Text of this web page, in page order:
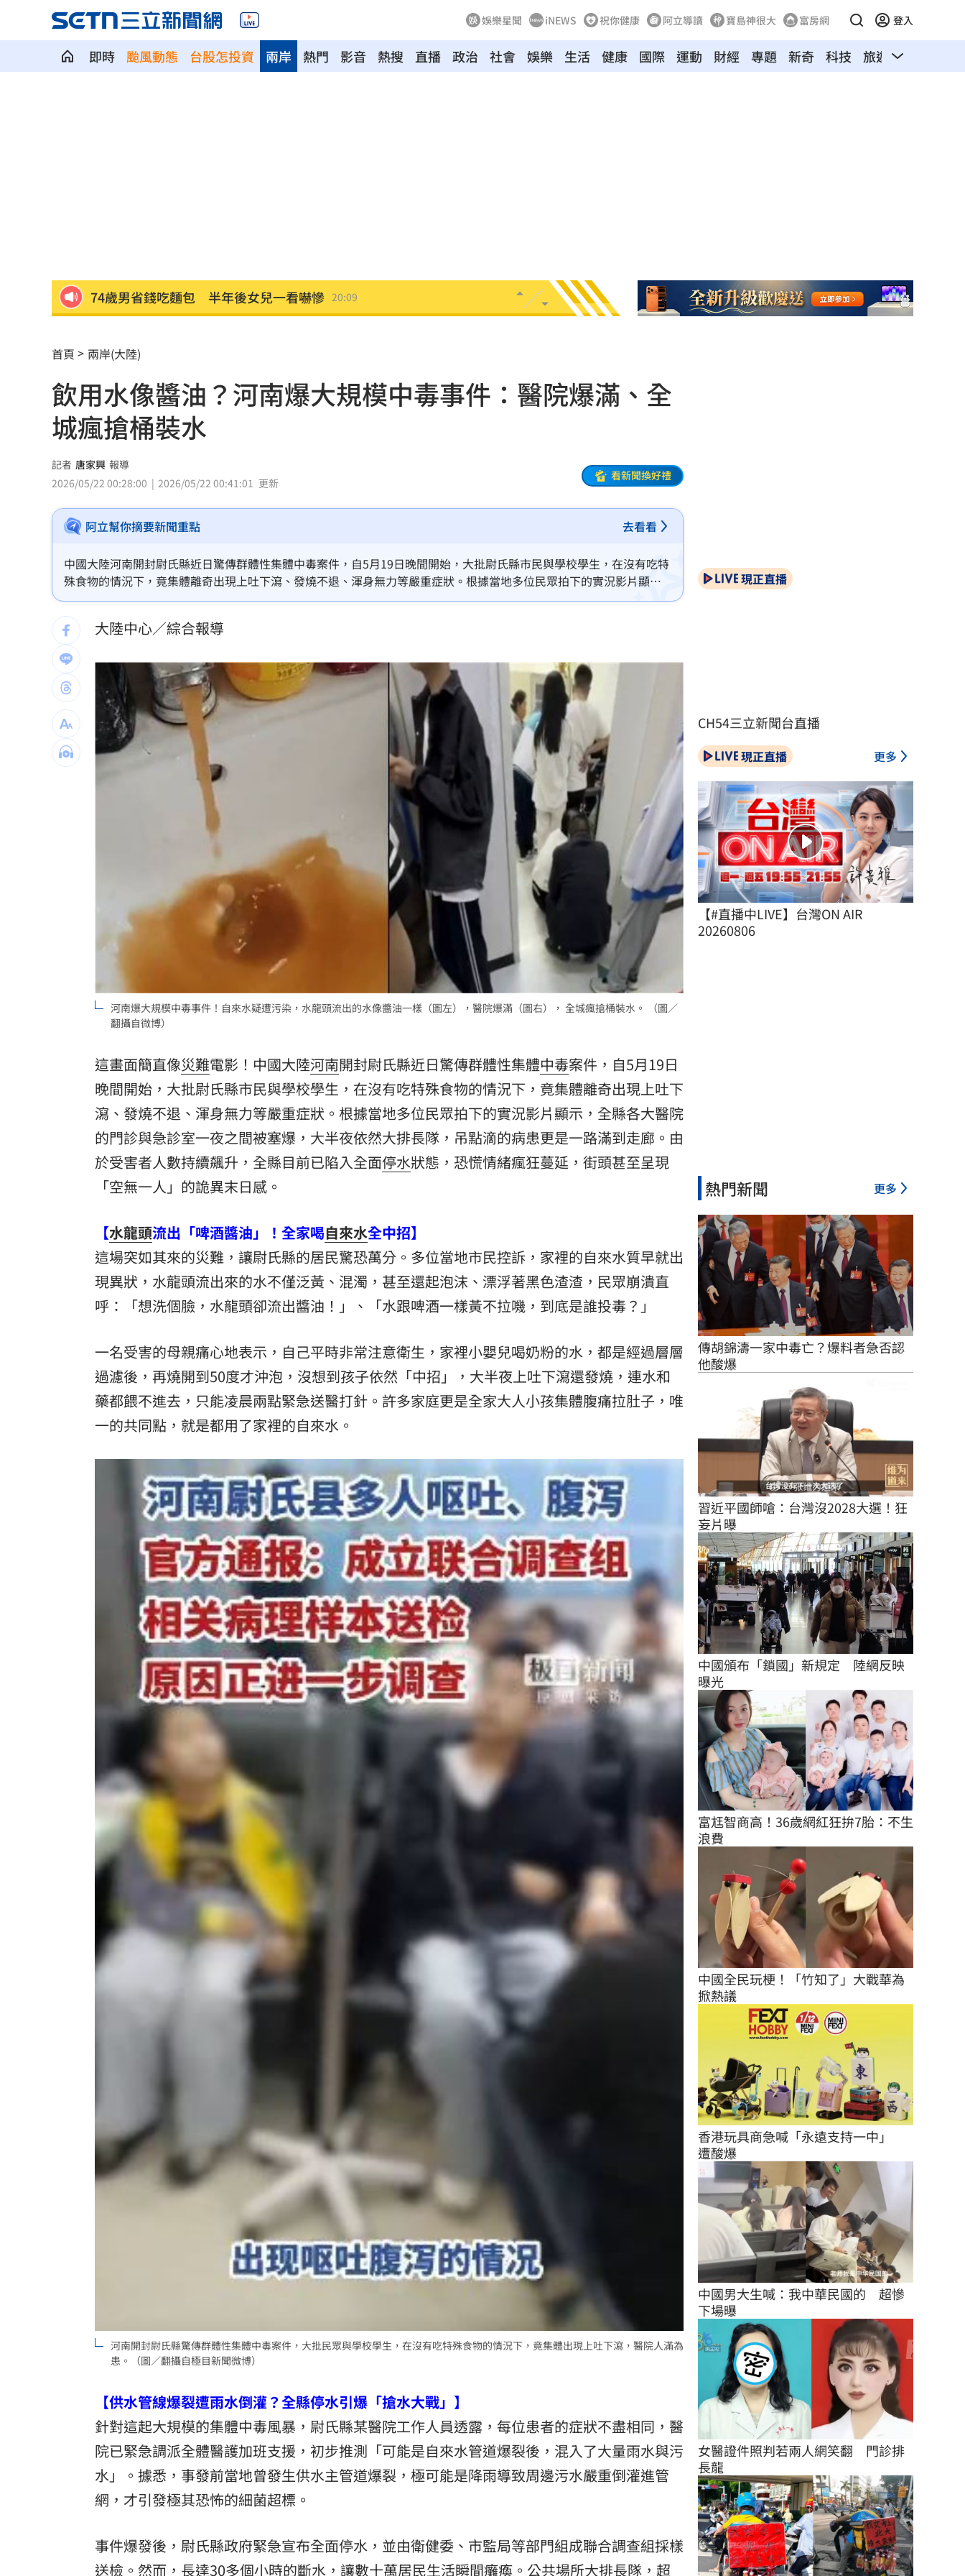
娛樂星聞 iNEWS 祝你健康 阿立導讀 寶島神很大 富房網 登入
即時 颱風動態 台股怎投資 熱門 影音 熱搜 直播 政治 社會 娛樂 生活 健康 國際
兩岸 運動 財經 專題 新奇 科技 旅遊 汽車
74歲男省錢吃麵包 半年後女兒一看嚇慘 20:09
獨／河北彩花現身味全主場 傳想來台發展
獨／颱風攪局！郵輪旅沖繩變香港又遇故障 20:02
「欣瑩捕賢國昌在後? 」她揭藍白新竹亂局
Jennie大秀火辣身材 自曝曾感到自卑
擺脫49戰0轟陰霾 陳子豪曝和界外球有關
白海豚暴風圈恐擦過北台灣 最快明發海警
AI生成文章容易判斷 專家點名「4大破綻」 19:45
新北小小學童消防夏令營 讓學童擬真體驗
白海豚衝擊台日飛航 星宇宣布10班機異動 19:31
7月CPI年增2.54% 連3月突破通膨警戒線
金鐘星光主持陣容曝 夏和熙木木續扛紅毯
白海豚颱風逼近日本！逾470航班停飛
台灣彩券開獎直播中 20:31
LIVE三立+24小時直播
三立iNEWS新聞台線上直播 18:00
理想混蛋號召粉絲跨海追星吃美食！
首頁 兩岸(大陸)
飲用水像醬油？河南爆大規模中毒事件：醫院爆滿、全
城瘋搶桶裝水
記者 唐家興 報導
2026/05/22 00:28:00
2026/05/22 00:41:01 更新
看新聞換好禮
阿立幫你摘要新聞重點 去看看
中國大陸河南開封尉氏縣近日驚傳群體性集體中毒案件，自5月19日晚間開始，大批尉氏縣市民與學校學生，在沒有吃特
殊食物的情況下，竟集體離奇出現上吐下瀉、發燒不退、渾身無力等嚴重症狀。根據當地多位民眾拍下的實況影片顯
示，全縣各大醫院的門診與急診室一夜之間被塞爆，吊點滴的病患更是一路滿到走廊。由於受害者人數持續飆升，全縣
目前已陷入全面停水狀態，恐慌情緒瘋狂蔓延，街頭甚至呈現「空無一人」的詭異末日感。
大陸中心／綜合報導
河南爆大規模中毒事件！自來水疑遭污染，水龍頭流出的水像醬油一樣（圖左），醫院爆滿（圖右）， 全城瘋搶桶裝水。 （圖／
翻攝自微博）
這畫面簡直像災難電影！中國大陸河南開封尉氏縣近日驚傳群體性集體中毒案件，自5月19日
晚間開始，大批尉氏縣市民與學校學生，在沒有吃特殊食物的情況下，竟集體離奇出現上吐下
瀉、發燒不退、渾身無力等嚴重症狀。根據當地多位民眾拍下的實況影片顯示，全縣各大醫院
的門診與急診室一夜之間被塞爆，大半夜依然大排長隊，吊點滴的病患更是一路滿到走廊。由
於受害者人數持續飆升，全縣目前已陷入全面停水狀態，恐慌情緒瘋狂蔓延，街頭甚至呈現
「空無一人」的詭異末日感。
【水龍頭流出「啤酒醬油」！全家喝自來水全中招】
這場突如其來的災難，讓尉氏縣的居民驚恐萬分。多位當地市民控訴，家裡的自來水質早就出
現異狀，水龍頭流出來的水不僅泛黃、混濁，甚至還起泡沫、漂浮著黑色渣渣，民眾崩潰直
呼：「想洗個臉，水龍頭卻流出醬油！」、「水跟啤酒一樣黃不拉嘰，到底是誰投毒？」
一名受害的母親痛心地表示，自己平時非常注意衛生，家裡小嬰兒喝奶粉的水，都是經過層層
過濾後，再燒開到50度才沖泡，沒想到孩子依然「中招」，大半夜上吐下瀉還發燒，連水和
藥都餵不進去，只能凌晨兩點緊急送醫打針。許多家庭更是全家大人小孩集體腹痛拉肚子，唯
一的共同點，就是都用了家裡的自來水。
河南開封尉氏縣驚傳群體性集體中毒案件，大批民眾與學校學生，在沒有吃特殊食物的情況下，竟集體出現上吐下瀉，醫院人滿為
患。（圖／翻攝自極目新聞微博）
【供水管線爆裂遭雨水倒灌？全縣停水引爆「搶水大戰」】
針對這起大規模的集體中毒風暴，尉氏縣某醫院工作人員透露，每位患者的症狀不盡相同，醫
院已緊急調派全體醫護加班支援，初步推測「可能是自來水管道爆裂後，混入了大量雨水與污
水」。據悉，事發前當地曾發生供水主管道爆裂，極可能是降雨導致周邊污水嚴重倒灌進管
網，才引發極其恐怖的細菌超標。
事件爆發後，尉氏縣政府緊急宣布全面停水，並由衛健委、市監局等部門組成聯合調查組採樣
送檢。然而，長達30多個小時的斷水，讓數十萬居民生活瞬間癱瘓。公共場所大排長隊，超
現正直播
CH54三立新聞台直播
現正直播 更多
【#直播中LIVE】台灣ON AIR
20260806
熱門新聞 更多
傳胡錦濤一家中毒亡？爆料者急否認
他酸爆
習近平國師嗆：台灣沒2028大選！狂
妄片曝
中國頒布「鎖國」新規定　陸網反映
曝光
富尪智商高！36歲網紅狂拚7胎：不生
浪費
中國全民玩梗！「竹知了」大戰華為
掀熱議
香港玩具商急喊「永遠支持一中」
遭酸爆
中國男大生喊：我中華民國的　超慘
下場曝
女醫證件照判若兩人網笑翻　門診排
長龍